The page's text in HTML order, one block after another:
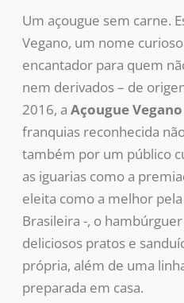
Um açougue sem carne.
Vegano, um nome
encantador para quem
nem derivados – de
2016, a Açougue Vegano
franquias reconhecida
também por um público
as iguarias como a
eleita como a melhor
Brasileira -, o
deliciosos pratos e
própria, além de uma
preparada em casa.